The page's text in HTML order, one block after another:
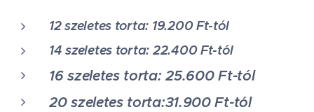
12 szeletes torta: 19.200 Ft-tól
14 szeletes torta: 22.400 Ft-tól
16 szeletes torta: 25.600 Ft-tól
20 szeletes torta:31.900 Ft-tól